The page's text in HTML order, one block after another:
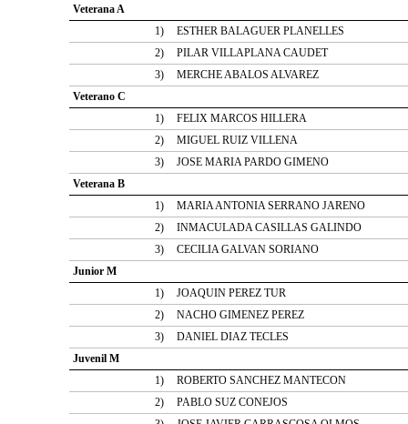
Veterana A
1)
ESTHER BALAGUER PLANELLES
2)
PILAR VILLAPLANA CAUDET
3)
MERCHE ABALOS ALVAREZ
Veterano C
1)
FELIX MARCOS HILLERA
2)
MIGUEL RUIZ VILLENA
3)
JOSE MARIA PARDO GIMENO
Veterana B
1)
MARIA ANTONIA SERRANO JARENO
2)
INMACULADA CASILLAS GALINDO
3)
CECILIA GALVAN SORIANO
Junior M
1)
JOAQUIN PEREZ TUR
2)
NACHO GIMENEZ PEREZ
3)
DANIEL DIAZ TECLES
Juvenil M
1)
ROBERTO SANCHEZ MANTECON
2)
PABLO SUZ CONEJOS